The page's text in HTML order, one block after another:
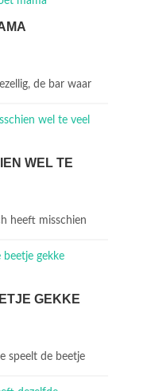
de bar waar
WEL TE
heeft misschien
GEKKE
speelt de beetje